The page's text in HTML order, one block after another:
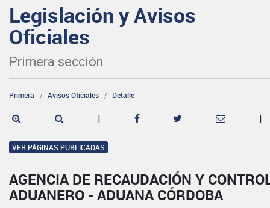
Legislación y Avisos
Oficiales
Primera sección
Primera Avisos Oficiales Detalle
| |
VER PÁGINAS PUBLICADAS
AGENCIA DE RECAUDACIÓN Y
ADUANERO - ADUANA CÓRDOBA